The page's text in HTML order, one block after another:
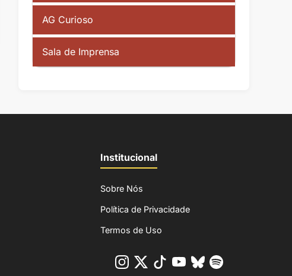
AG Curioso
Sala de Imprensa
Institucional
Sobre Nós
Política de Privacidade
Termos de Uso